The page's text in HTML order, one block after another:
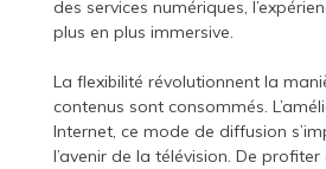
des services numériques,
plus en plus immersive.
La flexibilité révolutionnent la
contenus sont consommés.
Internet, ce mode de diffusion
l’avenir de la télévision. De